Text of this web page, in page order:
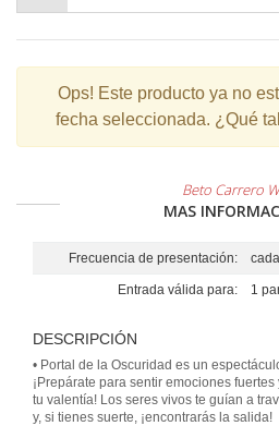
Ops! Este producto ya no
fecha seleccionada. ¿Qué
Beto Carrero
MAS
Frecuencia de presentación:
Entrada válida para: 1
DESCRIPCIÓN
• Portal de la Oscuridad es un
¡Prepárate para sentir emociones
tu valentía! Los seres vivos te guían a
y, si tienes suerte, ¡encontrarás la salida!